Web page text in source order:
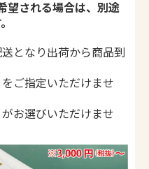
望される場合は、別途
となり出荷から商品到
ご指定いただけませ
お選びいただけませ